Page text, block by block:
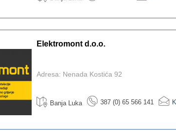
Elektromont d.o.o.
Adresa: Nenada Kostića 92
Banja Luka 387 (0) 65 566 141